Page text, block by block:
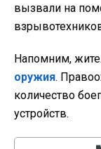
вызвали на
Напомним,
оружия.
количество
устройств.